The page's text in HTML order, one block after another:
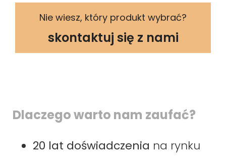
Nie wiesz, który produkt wybrać?
skontaktuj się z nami
Dlaczego warto nam zaufać?
20 lat doświadczenia na rynku